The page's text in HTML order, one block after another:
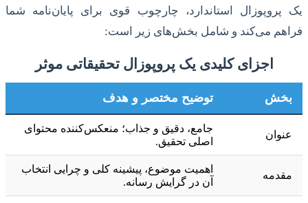
یک پروپوزال استاندارد، چارچوب قوی برای پایان‌نامه شما
فراهم می‌کند و شامل بخش‌های زیر است:
اجزای کلیدی یک پروپوزال تحقیقاتی موثر
بخش توضیح مختصر و هدف
عنوان
جامع، دقیق و جذاب؛ منعکس‌کننده محتوای
اصلی تحقیق.
مقدمه
اهمیت موضوع، پیشینه کلی و چرایی انتخاب
آن در گرایش رسانه.